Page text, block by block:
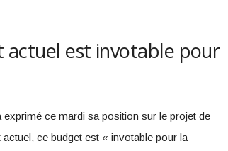
actuel est invotable pour
ce mardi sa position sur le projet de
ce budget est « invotable pour la